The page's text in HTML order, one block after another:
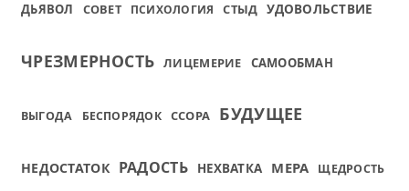
ДЬЯВОЛ СОВЕТ ПСИХОЛОГИЯ СТЫД УДОВОЛЬСТВИЕ
ЧРЕЗМЕРНОСТЬ ЛИЦЕМЕРИЕ САМООБМАН
ВЫГОДА БЕСПОРЯДОК ССОРА БУДУЩЕЕ
НЕДОСТАТОК РАДОСТЬ НЕХВАТКА МЕРА ЩЕДРОСТЬ